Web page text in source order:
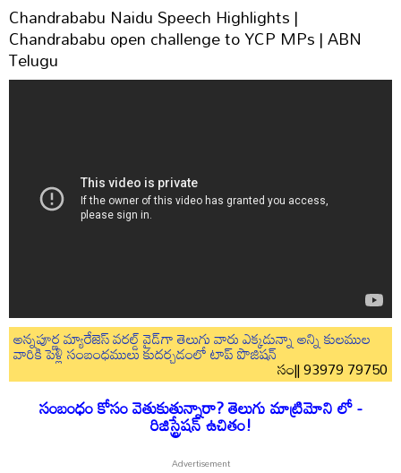
Chandrababu Naidu Speech Highlights |
Chandrababu open challenge to YCP MPs | ABN
Telugu
అన్నపూర్ణ మ్యారేజెస్ వరల్డ్ వైడ్‌గా తెలుగు వారు ఎక్కడున్నా అన్ని కులముల
వారికి పెళ్లి సంబంధములు కుదర్చడంలో టాప్ పొజిషన్
సం|| 93979 79750
సంబంధం కోసం వెతుకుతున్నారా? తెలుగు మాట్రిమోని లో -
రిజిస్ట్రేషన్ ఉచితం!